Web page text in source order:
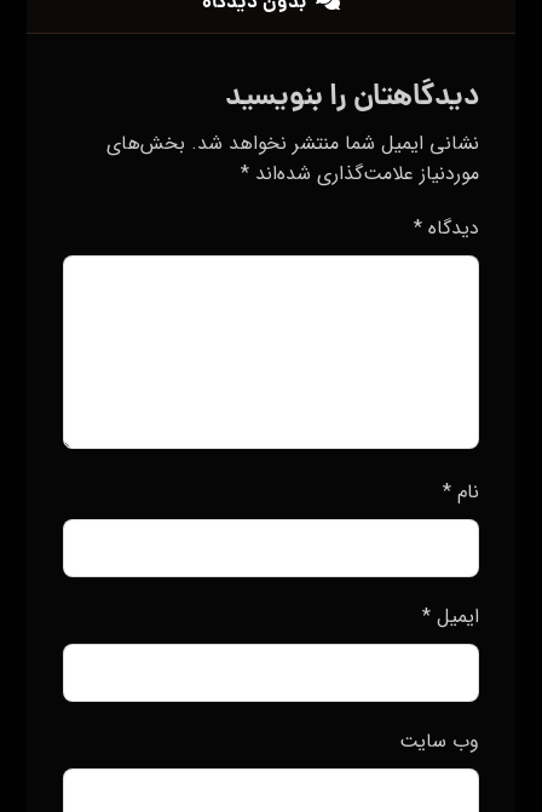
دیدگاهتان را بنویسید
نشانی ایمیل شما منتشر نخواهد شد. بخش‌های
موردنیاز علامت‌گذاری شده‌اند*
دیدگاه*
نام*
ایمیل*
وب‌ سایت